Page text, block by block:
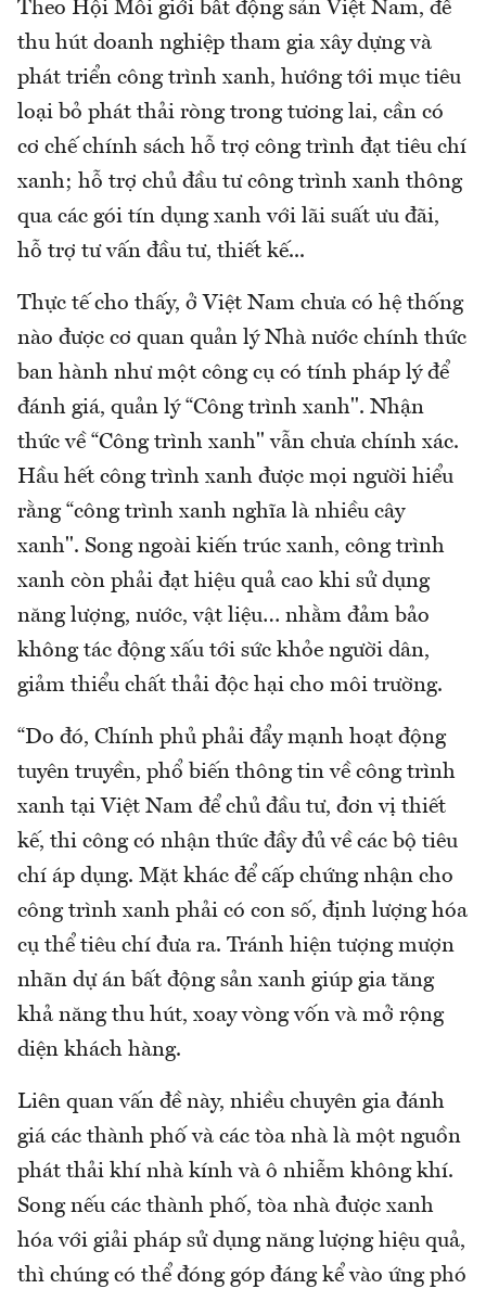
Theo Hội Môi giới bất động sản Việt Nam, để
thu hút doanh nghiệp tham gia xây dựng và
phát triển công trình xanh, hướng tới mục tiêu
loại bỏ phát thải ròng trong tương lai, cần có
cơ chế chính sách hỗ trợ công trình đạt tiêu chí
xanh; hỗ trợ chủ đầu tư công trình xanh thông
qua các gói tín dụng xanh với lãi suất ưu đãi,
hỗ trợ tư vấn đầu tư, thiết kế...
Thực tế cho thấy, ở Việt Nam chưa có hệ thống
nào được cơ quan quản lý Nhà nước chính thức
ban hành như một công cụ có tính pháp lý để
đánh giá, quản lý “Công trình xanh". Nhận
thức về “Công trình xanh" vẫn chưa chính xác.
Hầu hết công trình xanh được mọi người hiểu
rằng “công trình xanh nghĩa là nhiều cây
xanh". Song ngoài kiến trúc xanh, công trình
xanh còn phải đạt hiệu quả cao khi sử dụng
năng lượng, nước, vật liệu… nhằm đảm bảo
không tác động xấu tới sức khỏe người dân,
giảm thiểu chất thải độc hại cho môi trường.
“Do đó, Chính phủ phải đẩy mạnh hoạt động
tuyên truyền, phổ biến thông tin về công trình
xanh tại Việt Nam để chủ đầu tư, đơn vị thiết
kế, thi công có nhận thức đầy đủ về các bộ tiêu
chí áp dụng. Mặt khác để cấp chứng nhận cho
công trình xanh phải có con số, định lượng hóa
cụ thể tiêu chí đưa ra. Tránh hiện tượng mượn
nhãn dự án bất động sản xanh giúp gia tăng
khả năng thu hút, xoay vòng vốn và mở rộng
diện khách hàng.
Liên quan vấn đề này, nhiều chuyên gia đánh
giá các thành phố và các tòa nhà là một nguồn
phát thải khí nhà kính và ô nhiễm không khí.
Song nếu các thành phố, tòa nhà được xanh
hóa với giải pháp sử dụng năng lượng hiệu quả,
thì chúng có thể đóng góp đáng kể vào ứng phó